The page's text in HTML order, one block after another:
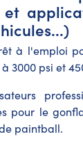
à l'emploi
3000 psi et
pour le
paintball.